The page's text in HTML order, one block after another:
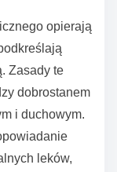
opierają
Zasady te
dobrostanem
i duchowym.
leków,